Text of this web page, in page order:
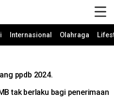
Internasional Olahraga
ppdb 2024.
tak berlaku bagi penerimaan